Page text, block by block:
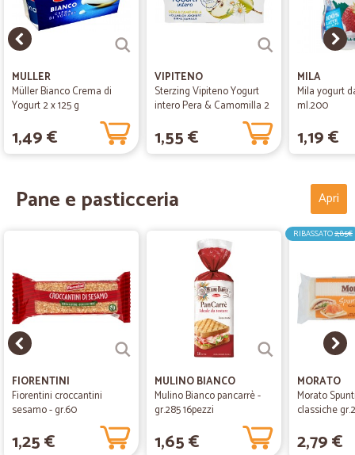
MULLER
Müller Bianco Crema di
Yogurt 2 x 125 g
1,49 €
VIPITENO
Sterzing Vipiteno Yogurt
intero Pera & Camomilla 2
1,55 €
MILA
Mila yogurt
ml.200
1,19 €
Pane e pasticceria Apri
FIORENTINI
Fiorentini croccantini
sesamo - gr.60
1,25 €
MULINO BIANCO
Mulino Bianco pancarrè -
gr.285 16pezzi
1,65 €
RIBASSATO2,85€
MORATO
Morato
classiche
2,79 €